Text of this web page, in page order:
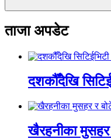
ताजा अपडेट
दशकौँदेखि
खैरहनीका मुसहर